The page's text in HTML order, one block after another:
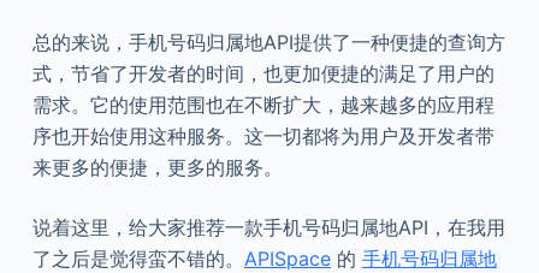
总的来说，手机号码归属地API提供了一种便捷的查询方
式，节省了开发者的时间，也更加便捷的满足了用户的
需求。它的使用范围也在不断扩大，越来越多的应用程
序也开始使用这种服务。这一切都将为用户及开发者带
来更多的便捷，更多的服务。
说着这里，给大家推荐一款手机号码归属地API，在我用
了之后是觉得蛮不错的。 APISpace的 手机号码归属地